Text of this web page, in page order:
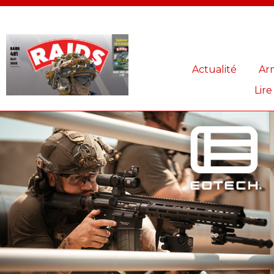
Actualité
Panneau de gestion des cookies